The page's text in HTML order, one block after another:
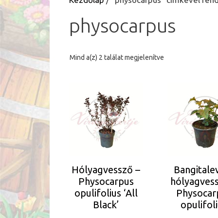
physocarpus
Mind a(z) 2 találat megjelenítve
Hólyagvessző –
Physocarpus
opulifolius ‘All
Black’